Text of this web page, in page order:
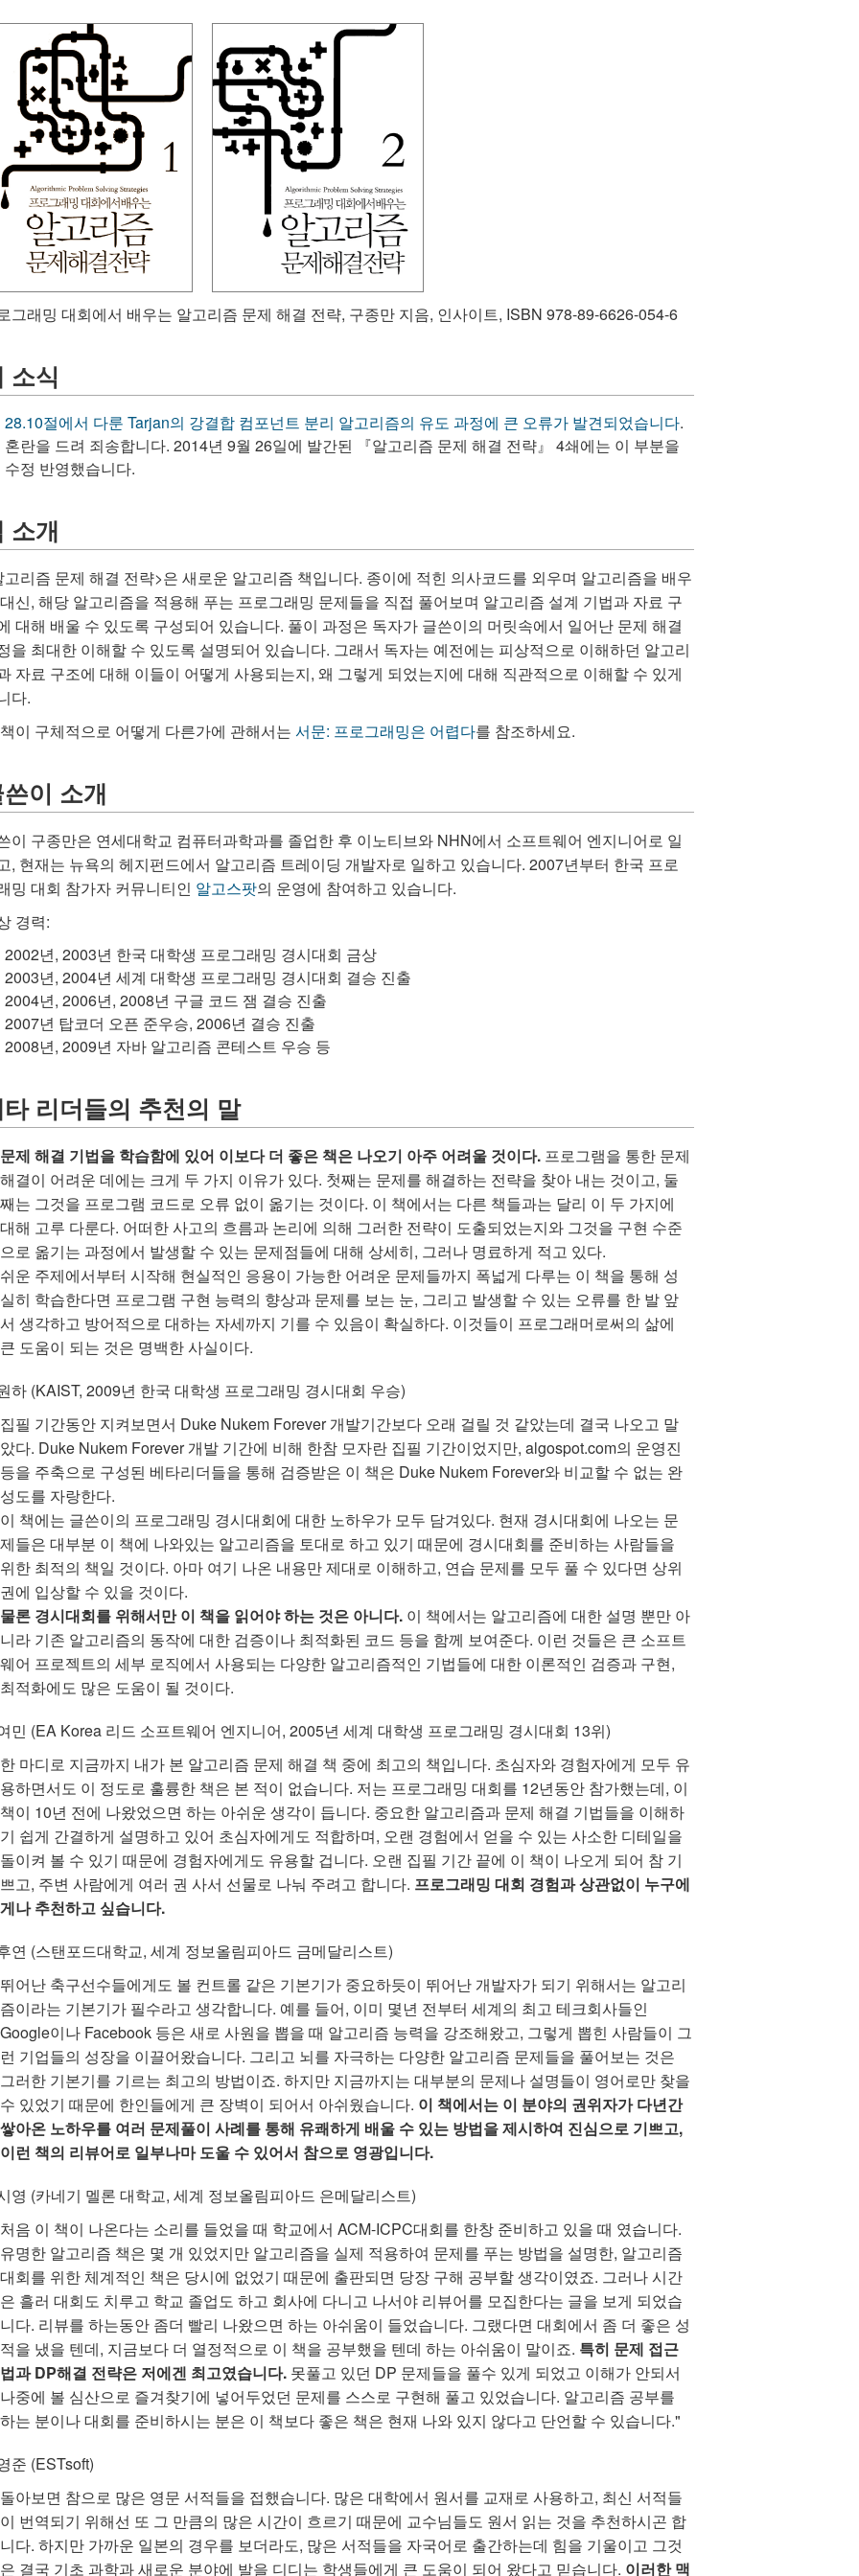
그래밍 대회에서 배우는 알고리즘 문제 해결 전략, 구종만 지음, 인사이트, ISBN 978-89-6626-054-6
소식
28.10절에서 다룬 Tarjan의 강결합 컴포넌트 분리 알고리즘의 유도 과정에 큰 오류가 발견되었습니다.
혼란을 드려 죄송합니다. 2014년 9월 26일에 발간된 『알고리즘 문제 해결 전략』 4쇄에는 이 부분을
수정 반영했습니다.
소개
고리즘 문제 해결 전략>은 새로운 알고리즘 책입니다. 종이에 적힌 의사코드를 외우며 알고리즘을 배우
신, 해당 알고리즘을 적용해 푸는 프로그래밍 문제들을 직접 풀어보며 알고리즘 설계 기법과 자료 구
대해 배울 수 있도록 구성되어 있습니다. 풀이 과정은 독자가 글쓴이의 머릿속에서 일어난 문제 해결
을 최대한 이해할 수 있도록 설명되어 있습니다. 그래서 독자는 예전에는 피상적으로 이해하던 알고리
자료 구조에 대해 이들이 어떻게 사용되는지, 왜 그렇게 되었는지에 대해 직관적으로 이해할 수 있게
다.
이 구체적으로 어떻게 다른가에 관해서는서문: 프로그래밍은 어렵다를 참조하세요.
이 소개
이 구종만은 연세대학교 컴퓨터과학과를 졸업한 후 이노티브와 NHN에서 소프트웨어 엔지니어로 일
, 현재는 뉴욕의 헤지펀드에서 알고리즘 트레이딩 개발자로 일하고 있습니다. 2007년부터 한국 프로
밍 대회 참가자 커뮤니티인 알고스팟의 운영에 참여하고 있습니다.
경력:
2002년, 2003년 한국 대학생 프로그래밍 경시대회 금상
2003년, 2004년 세계 대학생 프로그래밍 경시대회 결승 진출
2004년, 2006년, 2008년 구글 코드 잼 결승 진출
2007년 탑코더 오픈 준우승, 2006년 결승 진출
2008년, 2009년 자바 알고리즘 콘테스트 우승 등
리더들의 추천의 말
문제 해결 기법을 학습함에 있어 이보다 더 좋은 책은 나오기 아주 어려울 것이다. 프로그램을 통한 문제
해결이 어려운 데에는 크게 두 가지 이유가 있다. 첫째는 문제를 해결하는 전략을 찾아 내는 것이고, 둘
째는 그것을 프로그램 코드로 오류 없이 옮기는 것이다. 이 책에서는 다른 책들과는 달리 이 두 가지에
대해 고루 다룬다. 어떠한 사고의 흐름과 논리에 의해 그러한 전략이 도출되었는지와 그것을 구현 수준
으로 옮기는 과정에서 발생할 수 있는 문제점들에 대해 상세히, 그러나 명료하게 적고 있다.
쉬운 주제에서부터 시작해 현실적인 응용이 가능한 어려운 문제들까지 폭넓게 다루는 이 책을 통해 성
실히 학습한다면 프로그램 구현 능력의 향상과 문제를 보는 눈, 그리고 발생할 수 있는 오류를 한 발 앞
서 생각하고 방어적으로 대하는 자세까지 기를 수 있음이 확실하다. 이것들이 프로그래머로써의 삶에
큰 도움이 되는 것은 명백한 사실이다.
하 (KAIST, 2009년 한국 대학생 프로그래밍 경시대회 우승)
집필 기간동안 지켜보면서 Duke Nukem Forever 개발기간보다 오래 걸릴 것 같았는데 결국 나오고 말
았다. Duke Nukem Forever 개발 기간에 비해 한참 모자란 집필 기간이었지만, algospot.com의 운영진
등을 주축으로 구성된 베타리더들을 통해 검증받은 이 책은 Duke Nukem Forever와 비교할 수 없는 완
성도를 자랑한다.
이 책에는 글쓴이의 프로그래밍 경시대회에 대한 노하우가 모두 담겨있다. 현재 경시대회에 나오는 문
제들은 대부분 이 책에 나와있는 알고리즘을 토대로 하고 있기 때문에 경시대회를 준비하는 사람들을
위한 최적의 책일 것이다. 아마 여기 나온 내용만 제대로 이해하고, 연습 문제를 모두 풀 수 있다면 상위
권에 입상할 수 있을 것이다.
물론 경시대회를 위해서만 이 책을 읽어야 하는 것은 아니다. 이 책에서는 알고리즘에 대한 설명 뿐만 아
니라 기존 알고리즘의 동작에 대한 검증이나 최적화된 코드 등을 함께 보여준다. 이런 것들은 큰 소프트
웨어 프로젝트의 세부 로직에서 사용되는 다양한 알고리즘적인 기법들에 대한 이론적인 검증과 구현,
최적화에도 많은 도움이 될 것이다.
민 (EA Korea 리드 소프트웨어 엔지니어, 2005년 세계 대학생 프로그래밍 경시대회 13위)
한 마디로 지금까지 내가 본 알고리즘 문제 해결 책 중에 최고의 책입니다. 초심자와 경험자에게 모두 유
용하면서도 이 정도로 훌륭한 책은 본 적이 없습니다. 저는 프로그래밍 대회를 12년동안 참가했는데, 이
책이 10년 전에 나왔었으면 하는 아쉬운 생각이 듭니다. 중요한 알고리즘과 문제 해결 기법들을 이해하
기 쉽게 간결하게 설명하고 있어 초심자에게도 적합하며, 오랜 경험에서 얻을 수 있는 사소한 디테일을
돌이켜 볼 수 있기 때문에 경험자에게도 유용할 겁니다. 오랜 집필 기간 끝에 이 책이 나오게 되어 참 기
쁘고, 주변 사람에게 여러 권 사서 선물로 나눠 주려고 합니다. 프로그래밍 대회 경험과 상관없이 누구에
게나 추천하고 싶습니다.
연 (스탠포드대학교, 세계 정보올림피아드 금메달리스트)
뛰어난 축구선수들에게도 볼 컨트롤 같은 기본기가 중요하듯이 뛰어난 개발자가 되기 위해서는 알고리
즘이라는 기본기가 필수라고 생각합니다. 예를 들어, 이미 몇년 전부터 세계의 최고 테크회사들인
Google이나 Facebook 등은 새로 사원을 뽑을 때 알고리즘 능력을 강조해왔고, 그렇게 뽑힌 사람들이 그
런 기업들의 성장을 이끌어왔습니다. 그리고 뇌를 자극하는 다양한 알고리즘 문제들을 풀어보는 것은
그러한 기본기를 기르는 최고의 방법이죠. 하지만 지금까지는 대부분의 문제나 설명들이 영어로만 찾을
수 있었기 때문에 한인들에게 큰 장벽이 되어서 아쉬웠습니다. 이 책에서는 이 분야의 권위자가 다년간
쌓아온 노하우를 여러 문제풀이 사례를 통해 유쾌하게 배울 수 있는 방법을 제시하여 진심으로 기쁘고,
이런 책의 리뷰어로 일부나마 도울 수 있어서 참으로 영광입니다.
영 (카네기 멜론 대학교, 세계 정보올림피아드 은메달리스트)
처음 이 책이 나온다는 소리를 들었을 때 학교에서 ACM-ICPC대회를 한창 준비하고 있을 때 였습니다.
유명한 알고리즘 책은 몇 개 있었지만 알고리즘을 실제 적용하여 문제를 푸는 방법을 설명한, 알고리즘
대회를 위한 체계적인 책은 당시에 없었기 때문에 출판되면 당장 구해 공부할 생각이였죠. 그러나 시간
은 흘러 대회도 치루고 학교 졸업도 하고 회사에 다니고 나서야 리뷰어를 모집한다는 글을 보게 되었습
니다. 리뷰를 하는동안 좀더 빨리 나왔으면 하는 아쉬움이 들었습니다. 그랬다면 대회에서 좀 더 좋은 성
적을 냈을 텐데, 지금보다 더 열정적으로 이 책을 공부했을 텐데 하는 아쉬움이 말이죠. 특히 문제 접근
법과 DP해결 전략은 저에겐 최고였습니다. 못풀고 있던 DP 문제들을 풀수 있게 되었고 이해가 안되서
나중에 볼 심산으로 즐겨찾기에 넣어두었던 문제를 스스로 구현해 풀고 있었습니다. 알고리즘 공부를
하는 분이나 대회를 준비하시는 분은 이 책보다 좋은 책은 현재 나와 있지 않다고 단언할 수 있습니다."
준 (ESTsoft)
돌아보면 참으로 많은 영문 서적들을 접했습니다. 많은 대학에서 원서를 교재로 사용하고, 최신 서적들
이 번역되기 위해선 또 그 만큼의 많은 시간이 흐르기 때문에 교수님들도 원서 읽는 것을 추천하시곤 합
니다. 하지만 가까운 일본의 경우를 보더라도, 많은 서적들을 자국어로 출간하는데 힘을 기울이고 그것
은 결국 기초 과학과 새로운 분야에 발을 디디는 학생들에게 큰 도움이 되어 왔다고 믿습니다. 이러한 맥